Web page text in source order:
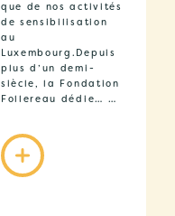
que de nos activités
de sensibilisation
au
Luxembourg.Depuis
plus d’un demi-
siècle, la Fondation
Follereau dédie… …